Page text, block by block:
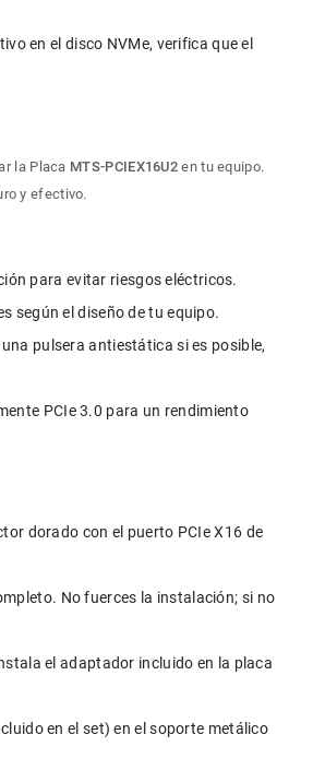
en el disco NVMe, verifica que el
la Placa MTS-PCIEX16U2 en tu equipo.
y efectivo.
para evitar riesgos eléctricos.
según el diseño de tu equipo.
pulsera antiestática si es posible,
PCIe 3.0 para un rendimiento
dorado con el puerto PCIe X16 de
No fuerces la instalación; si no
el adaptador incluido en la placa
en el set) en el soporte metálico